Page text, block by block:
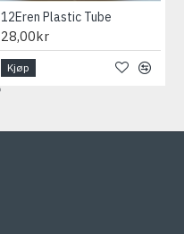
12Eren Plastic Tube
28,00kr
Kjøp